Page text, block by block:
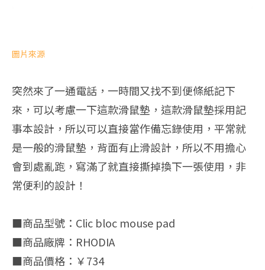
圖片來源
突然來了一通電話，一時間又找不到便條紙記下
來，可以考慮一下這款滑鼠墊，這款滑鼠墊採用記
事本設計，所以可以直接當作備忘錄使用，平常就
是一般的滑鼠墊，背面有止滑設計，所以不用擔心
會到處亂跑，寫滿了就直接撕掉換下一張使用，非
常便利的設計！
■商品型號：Clic bloc mouse pad
■商品廠牌：RHODIA
■商品價格：￥734